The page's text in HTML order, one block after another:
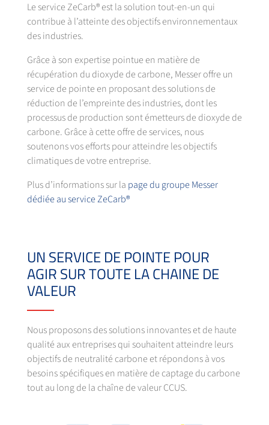
Le service ZeCarb® est la solution tout-en-un qui
contribue à l’atteinte des objectifs environnementaux
des industries.
Grâce à son expertise pointue en matière de
récupération du dioxyde de carbone, Messer offre un
service de pointe en proposant des solutions de
réduction de l’empreinte des industries, dont les
processus de production sont émetteurs de dioxyde de
carbone. Grâce à cette offre de services, nous
soutenons vos efforts pour atteindre les objectifs
climatiques de votre entreprise.
Plus d’informations sur la page du groupe Messer
dédiée au service ZeCarb®
UN SERVICE DE POINTE POUR
AGIR SUR TOUTE LA CHAINE DE
VALEUR
Nous proposons des solutions innovantes et de haute
qualité aux entreprises qui souhaitent atteindre leurs
objectifs de neutralité carbone et répondons à vos
besoins spécifiques en matière de captage du carbone
tout au long de la chaîne de valeur CCUS.